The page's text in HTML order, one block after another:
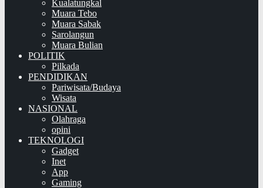
Kualatungkal
Muara Tebo
Muara Sabak
Sarolangun
Muara Bulian
POLITIK
Pilkada
PENDIDIKAN
Pariwisata/Budaya
Wisata
NASIONAL
Olahraga
opini
TEKNOLOGI
Gadget
Inet
App
Gaming